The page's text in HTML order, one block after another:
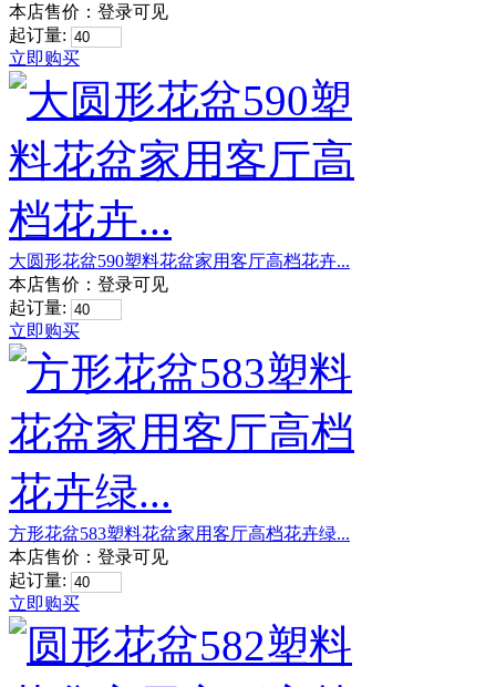
本店售价： 登录可见
起订量:
立即购买
大圆形花盆590塑料花盆家用客厅高档花卉...
本店售价： 登录可见
起订量:
立即购买
方形花盆583塑料花盆家用客厅高档花卉绿...
本店售价： 登录可见
起订量:
立即购买